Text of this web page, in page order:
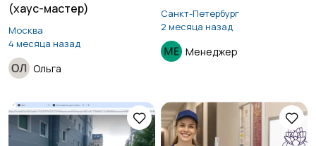
(хаус-мастер)
Москва
4 месяца назад
Ольга
Санкт-Петербург
2 месяца назад
Менеджер